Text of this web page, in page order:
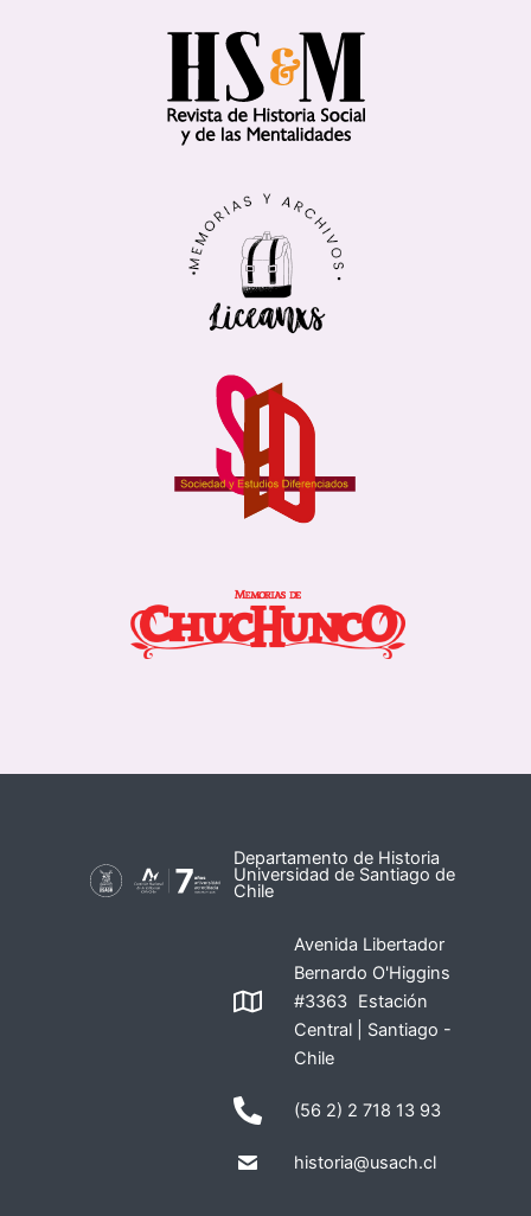
Departamento de Historia
Universidad de Santiago de
Chile
Avenida Libertador
Bernardo O'Higgins
#3363 Estación
Central | Santiago -
Chile
(56 2) 2 718 13 93
historia@usach.cl